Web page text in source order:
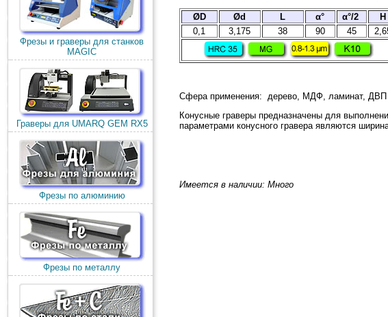
Фрезы и граверы для станков
MAGIC
Граверы для UMARQ GEM RX5
Фрезы по алюминию
Фрезы по металлу
ØD Ød L α° α°/2
H
0,1
3,175 38 90 45
Сфера применения: дерево, МДФ, ламинат, ДВП
Конусные граверы предназначены для
параметрами конусного гравера являются
Имеется в наличии: Много